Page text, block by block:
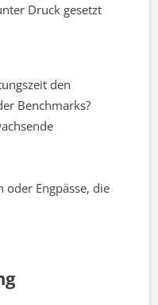
Druck gesetzt
den
Benchmarks?
oder Engpässe, die